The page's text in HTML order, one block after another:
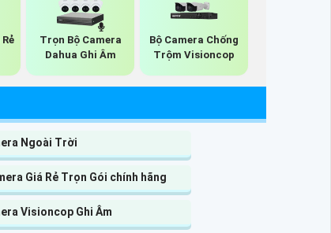
Trọn Bộ Camera
Dahua Ghi Âm
Bộ Camera Chống
Trộm Visioncop
Ngoài Trời
Giá Rẻ Trọn Gói chính hãng
Visioncop Ghi Âm